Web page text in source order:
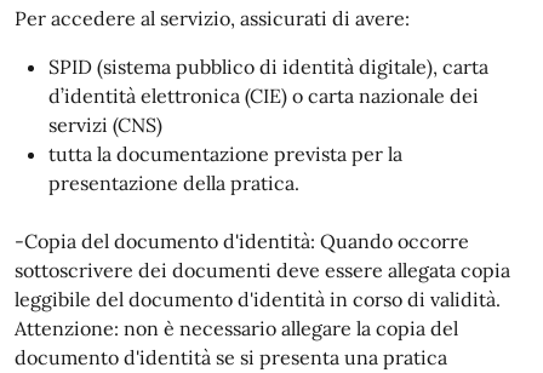
Per accedere al servizio, assicurati di avere:
SPID (sistema pubblico di identità digitale), carta
d’identità elettronica (CIE) o carta nazionale dei
servizi (CNS)
tutta la documentazione prevista per la
presentazione della pratica.
-Copia del documento d'identità: Quando occorre
sottoscrivere dei documenti deve essere allegata copia
leggibile del documento d'identità in corso di validità.
Attenzione: non è necessario allegare la copia del
documento d'identità se si presenta una pratica